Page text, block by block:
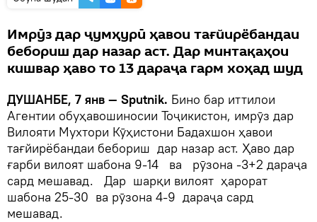
Имрӯз дар ҷумҳурӣ ҳавои тағйирёбандаи
бебориш дар назар аст. Дар минтақаҳои
кишвар ҳаво то 13 дараҷа гарм хоҳад шуд
ДУШАНБЕ, 7 янв — Sputnik. Бино бар иттилои
Агентии обуҳавошиносии Тоҷикистон, имрӯз дар
Вилояти Мухтори Кӯҳистони Бадахшон ҳавои
тағйирёбандаи бебориш дар назар аст. Ҳаво дар
ғарби вилоят шабона 9-14 ва рӯзона -3+2 дараҷа
сард мешавад. Дар шарқи вилоят ҳарорат
шабона 25-30 ва рӯзона 4-9 дараҷа сард
мешавад.